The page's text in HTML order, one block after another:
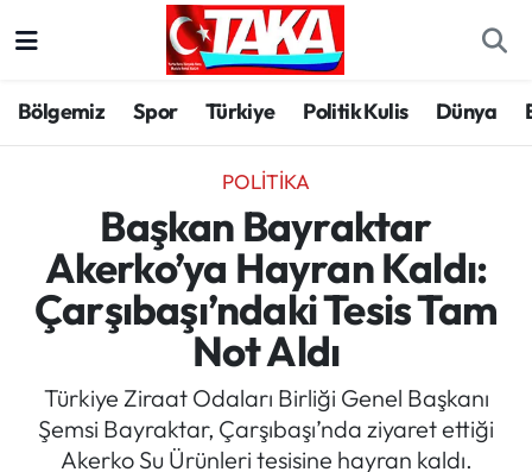
Bölgemiz Spor Türkiye Politik Kulis Dünya
POLITIKA
Başkan Bayraktar
Akerko’ya Hayran Kaldı:
Çarşıbaşı’ndaki Tesis Tam
Not Aldı
Türkiye Ziraat Odaları Birliği Genel Başkanı
Şemsi Bayraktar, Çarşıbaşı’nda ziyaret ettiği
Akerko Su Ürünleri tesisine hayran kaldı.
Spor
Türkiye
Kültür/Sanat
Politika
Politik Kulis
Dünya
Trabzon Hava Durumu
Trabzon Trafik Yoğunluk Haritası
Süper Lig Puan Durumu ve Fikstür
Tüm Manşetler
Son Dakika Haberleri
Haber Arşivi